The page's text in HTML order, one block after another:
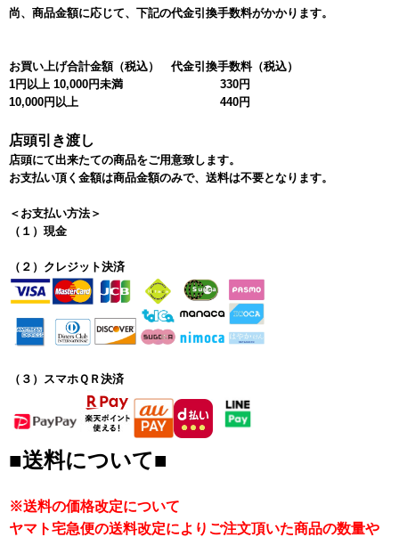
尚、商品金額に応じて、下記の代金引換手数料がかかります。
お買い上げ合計金額（税込）
代金引換手数料（税込）
1円以上 10,000円未満
330円
10,000円以上
440円
店頭引き渡し
店頭にて出来たての商品をご用意致します。
お支払い頂く金額は商品金額のみで、送料は不要となります。
＜お支払い方法＞
（１）現金
（２）クレジット決済
（３）スマホＱＲ決済
■送料について■
※送料の価格改定について
ヤマト宅急便の送料改定によりご注文頂いた商品の数量や